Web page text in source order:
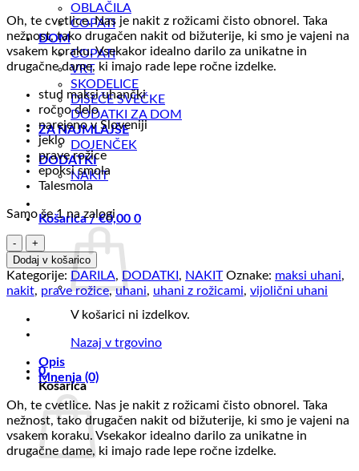
OBLAČILA
COPATI
DOM
COPATI
VRT
SKODELICE
DIŠEČE SVEČKE
DODATKI ZA DOM
ZA NAJMLAJŠE
DOJENČEK
DODATKI
NAKIT
Košarica /€0,00 0
V košarici ni izdelkov.
Nazaj v trgovino
0
Košarica
Oh, te cvetlice. Nas je nakit z rožicami čisto obnorel. Taka
nežnost, tako drugačen nakit od bižuterije, ki smo je vajeni na
vsakem koraku. Vsekakor idealno darilo za unikatne in
drugačne dame, ki imajo rade lepe ročne izdelke.
stud maksi uhančki
ročno delo
narejeno v Sloveniji
jeklo
prave rožice
epoksi smola
Talesmola
Samo še 1 na zalogi
Maksi
vijolični
uhani
količina
Dodaj v košarico
Kategorije: DARILA, DODATKI , NAKIT Oznake: maksi uhani,
nakit, prave rožice,uhani, uhani z rožicami, vijolični uhani
Opis
Mnenja (0)
Oh, te cvetlice. Nas je nakit z rožicami čisto obnorel. Taka
nežnost, tako drugačen nakit od bižuterije, ki smo je vajeni na
vsakem koraku. Vsekakor idealno darilo za unikatne in
drugačne dame, ki imajo rade lepe ročne izdelke.